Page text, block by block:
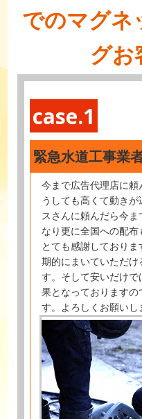
でのマグネ
グお
case.1
緊急水道工事業
今まで広告代理店に
うしても高くて動き
スさんに頼んだら今ま
なり更に全国への配
とても感謝しており
期的にまいていただけ
す。そして安いだけ
果となっております
す。よろしくお願いし